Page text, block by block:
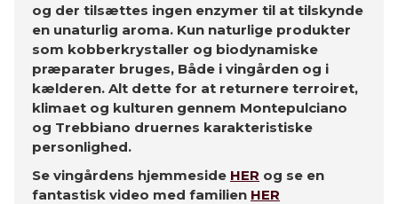
og der tilsættes ingen enzymer til at tilskynde
en unaturlig aroma. Kun naturlige produkter
som kobberkrystaller og biodynamiske
præparater bruges, Både i vingården og i
kælderen. Alt dette for at returnere terroiret,
klimaet og kulturen gennem Montepulciano
og Trebbiano druernes karakteristiske
personlighed.
Se vingårdens hjemmeside HER og se en
fantastisk video med familien HER